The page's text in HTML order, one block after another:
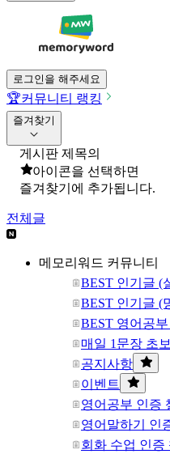
로그인을 해주세요
🏆커뮤니티 랭킹
즐겨찾기
게시판 제목의
아이콘을 선택하면
즐겨찾기에 추가됩니다.
전체글
메모리워드 커뮤니티
BEST 인기글 (
BEST 인기글 (
BEST 영어공
매일 1문장 초
공지사항
이벤트
영어공부 인증
영어말하기 인
회화 수업 인증